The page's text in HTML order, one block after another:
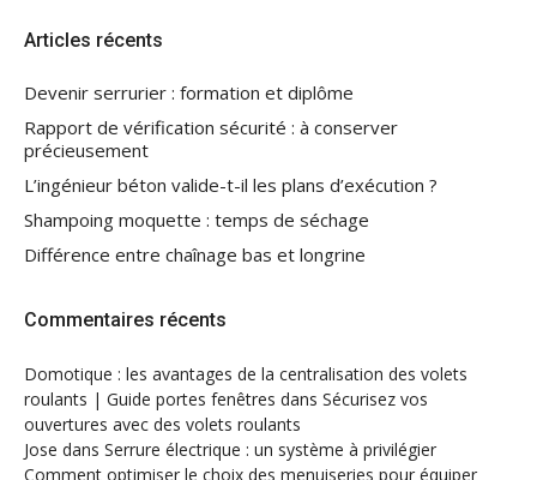
Articles récents
Devenir serrurier : formation et diplôme
Rapport de vérification sécurité : à conserver
précieusement
L’ingénieur béton valide-t-il les plans d’exécution ?
Shampoing moquette : temps de séchage
Différence entre chaînage bas et longrine
Commentaires récents
Domotique : les avantages de la centralisation des volets
roulants | Guide portes fenêtres dans Sécurisez vos
ouvertures avec des volets roulants
Jose dans Serrure électrique : un système à privilégier
Comment optimiser le choix des menuiseries pour équiper